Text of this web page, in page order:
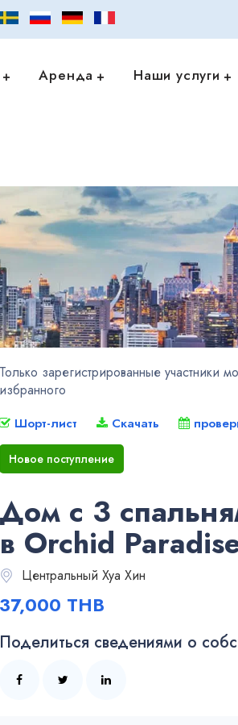
Аренда Наши услуги
Только зарегистрированные участники
избранного
Шорт-лист Скачать
Новое поступление
Дом с 3
в Orchid
Центральный Хуа Хин
37,000 THB
Поделиться сведениями о